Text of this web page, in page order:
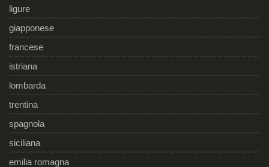
ligure
giapponese
francese
istriana
lombarda
trentina
spagnola
siciliana
emilia romagna